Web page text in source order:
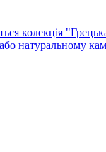
колекція
натуральному